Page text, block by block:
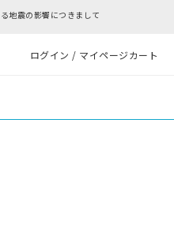
地震の影響につきまして
ログイン / マイページカート